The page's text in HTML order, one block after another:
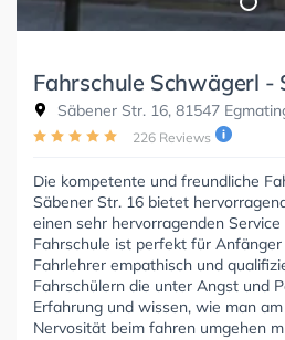
Fahrschule Schwägerl -
Säbener Str. 16, 81547
226 Reviews
Die kompetente und freundliche
Säbener Str. 16 bietet
einen sehr hervorragenden Service
Fahrschule ist perfekt für
Fahrlehrer empathisch und
Fahrschülern die unter Angst und
Erfahrung und wissen, wie man
Nervosität beim fahren umgehen